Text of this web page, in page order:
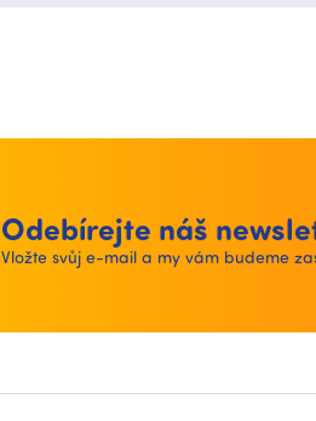
Odebírejte náš
Vložte svůj e-mail a my vám budeme